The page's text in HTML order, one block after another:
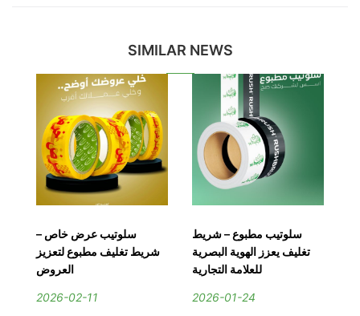
SIMILAR NEWS
سلوتيب عرض خاص –
شريط تغليف مطبوع لتعزيز
العروض
2026-02-11
سلوتيب مطبوع – شريط
تغليف يعزز الهوية البصرية
للعلامة التجارية
2026-01-24